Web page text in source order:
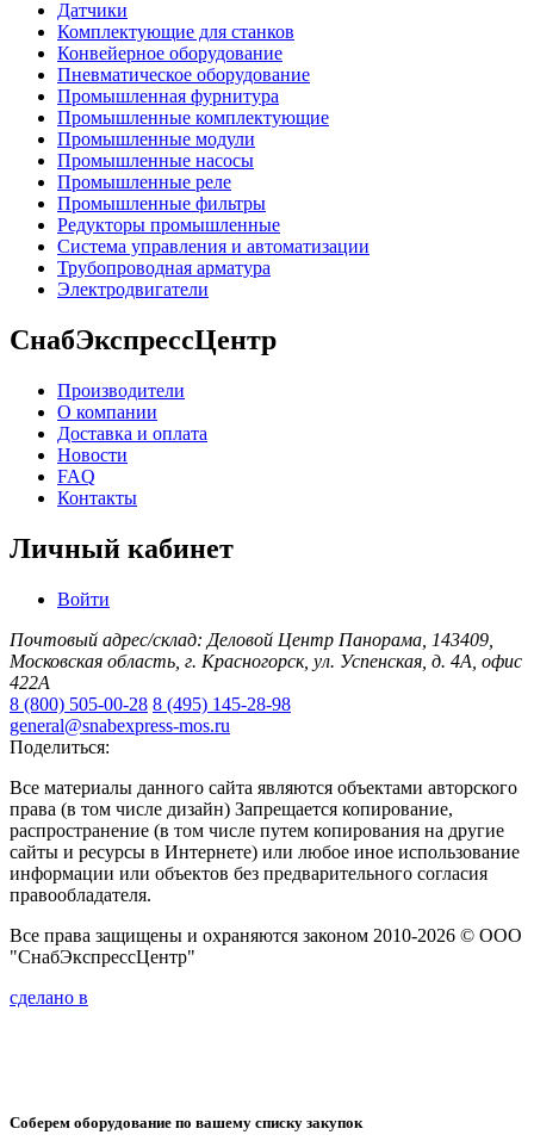
Датчики
Комплектующие для станков
Конвейерное оборудование
Пневматическое оборудование
Промышленная фурнитура
Промышленные комплектующие
Промышленные модули
Промышленные насосы
Промышленные реле
Промышленные фильтры
Редукторы промышленные
Система управления и автоматизации
Трубопроводная арматура
Электродвигатели
СнабЭкспрессЦентр
Производители
О компании
Доставка и оплата
Новости
FAQ
Контакты
Личный кабинет
Войти
Почтовый адрес/склад: Деловой Центр Панорама, 143409,
Московская область, г. Красногорск, ул. Успенская, д. 4А, офис
422А
8 (800) 505-00-28 8 (495) 145-28-98
general@snabexpress-mos.ru
Поделиться:
Все материалы данного сайта являются объектами авторского
права (в том числе дизайн) Запрещается копирование,
распространение (в том числе путем копирования на другие
сайты и ресурсы в Интернете) или любое иное использование
информации или объектов без предварительного согласия
правообладателя.
Все права защищены и охраняются законом 2010-2026 © ООО
"СнабЭкспрессЦентр"
сделано в
Соберем оборудование по вашему списку закупок